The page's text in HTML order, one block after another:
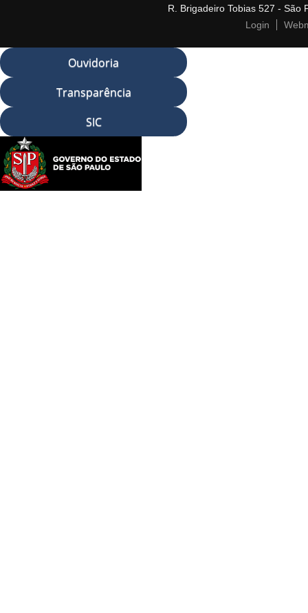
R. Brigadeiro Tobias 527 - São
Login
Ouvidoria
Transparência
SIC